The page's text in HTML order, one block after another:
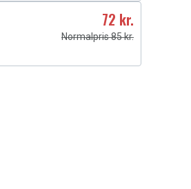
72 kr.
Normalpris 85 kr.